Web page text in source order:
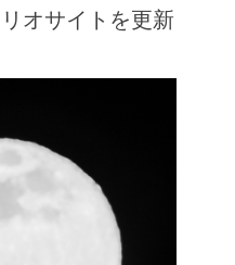
オサイトを更新